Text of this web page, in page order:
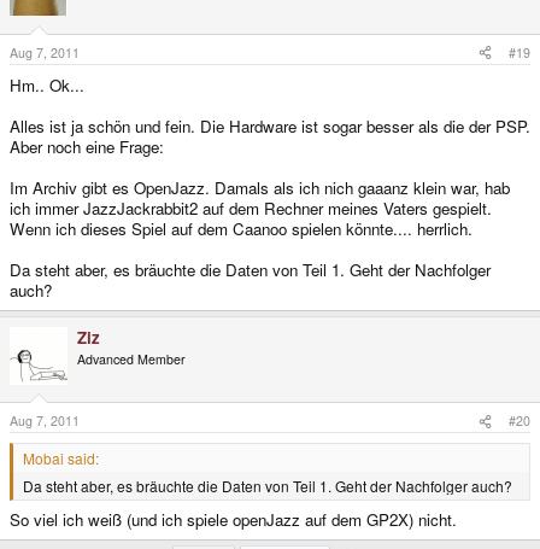
Aug 7, 2011 #19
Hm.. Ok...
Alles ist ja schön und fein. Die Hardware ist sogar besser als die der PSP.
Aber noch eine Frage:
Im Archiv gibt es OpenJazz. Damals als ich nich gaaanz klein war, hab
ich immer JazzJackrabbit2 auf dem Rechner meines Vaters gespielt.
Wenn ich dieses Spiel auf dem Caanoo spielen könnte.... herrlich.
Da steht aber, es bräuchte die Daten von Teil 1. Geht der Nachfolger
auch?
Ziz
Advanced Member
Aug 7, 2011 #20
Mobai said:
Da steht aber, es bräuchte die Daten von Teil 1. Geht der Nachfolger auch?
So viel ich weiß (und ich spiele openJazz auf dem GP2X) nicht.